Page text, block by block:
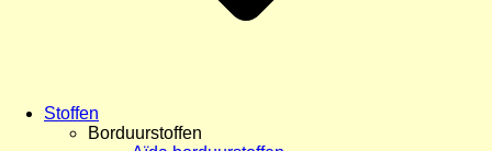
Stoffen
Borduurstoffen